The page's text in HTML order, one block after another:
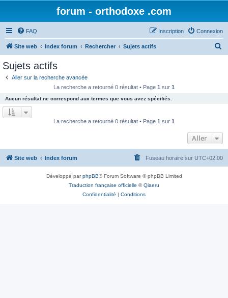
forum - orthodoxe .com
FAQ Connexion
Inscription
Site web Index forum Rechercher Sujets actifs
e
r
Sujets actifs
Aller sur la recherche avancée
La recherche a retourné 0 résultat • Page 1 sur 1
Aucun résultat ne correspond aux termes que vous avez spécifiés.
La recherche a retourné 0 résultat • Page 1 sur 1
Aller
Site web Index forum Fuseau horaire sur UTC+02:00
Développé parphpBB® Forum Software © phpBB Limited
Traduction française officielle ©Qiaeru
Confidentialité | Conditions